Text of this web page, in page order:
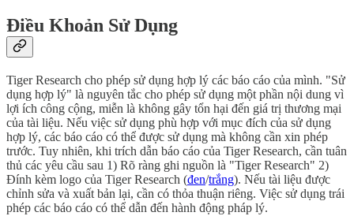
Điều Khoản Sử Dụng
Tiger Research cho phép sử dụng hợp lý các báo cáo của mình. "Sử
dụng hợp lý" là nguyên tắc cho phép sử dụng một phần nội dung vì
lợi ích công cộng, miễn là không gây tổn hại đến giá trị thương mại
của tài liệu. Nếu việc sử dụng phù hợp với mục đích của sử dụng
hợp lý, các báo cáo có thể được sử dụng mà không cần xin phép
trước. Tuy nhiên, khi trích dẫn báo cáo của Tiger Research, cần tuân
thủ các yêu cầu sau 1) Rõ ràng ghi nguồn là "Tiger Research" 2)
Đính kèm logo của Tiger Research (đen/trắng). Nếu tài liệu được
chỉnh sửa và xuất bản lại, cần có thỏa thuận riêng. Việc sử dụng trái
phép các báo cáo có thể dẫn đến hành động pháp lý.